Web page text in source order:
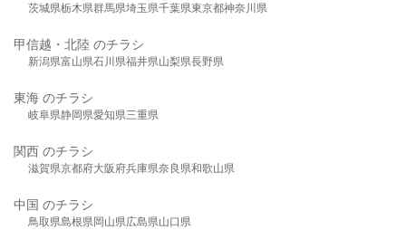
茨城県栃木県群馬県埼玉県千葉県東京都神奈川県
甲信越・北陸 のチラシ
新潟県富山県石川県福井県山梨県長野県
東海 のチラシ
岐阜県静岡県愛知県三重県
関西 のチラシ
滋賀県京都府大阪府兵庫県奈良県和歌山県
中国 のチラシ
鳥取県島根県岡山県広島県山口県